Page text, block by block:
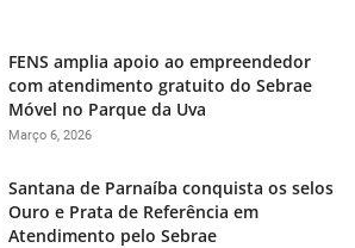
FENS amplia apoio ao empreendedor
com atendimento gratuito do Sebrae
Móvel no Parque da Uva
Março 6, 2026
Santana de Parnaíba conquista os selos
Ouro e Prata de Referência em
Atendimento pelo Sebrae